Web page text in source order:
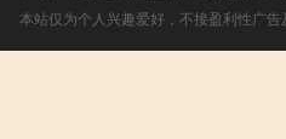
本站仅为个人兴趣爱好，不接盈利性广告